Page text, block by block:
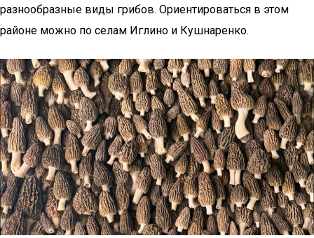
разнообразные виды грибов. Ориентироваться в этом
районе можно по селам Иглино и Кушнаренко.